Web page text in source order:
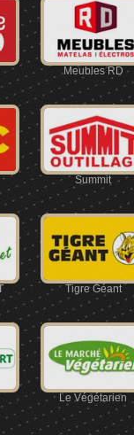
Meubles RD
Summit
Tigre Géant
Le Végétarien